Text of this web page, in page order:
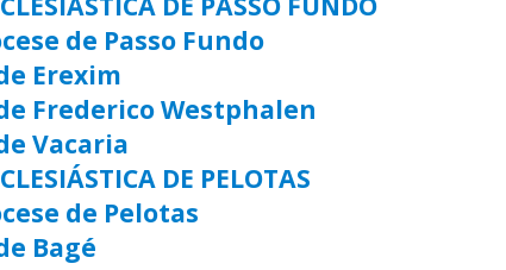
de Passo Fundo
Erexim
Frederico Westphalen
Vacaria
DE PELOTAS
de Pelotas
Bagé